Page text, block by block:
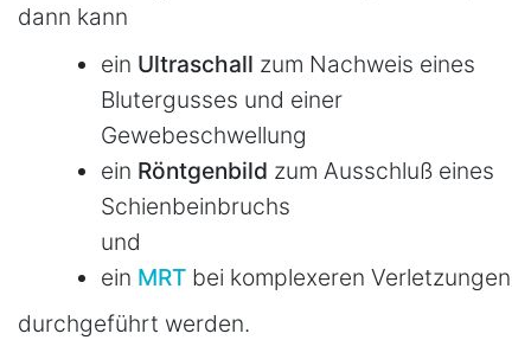
dann kann
ein Ultraschall zum Nachweis eines
Blutergusses und einer
Gewebeschwellung
ein Röntgenbild zum Ausschluß eines
Schienbeinbruchs
und
ein MRT bei komplexeren Verletzungen
durchgeführt werden.